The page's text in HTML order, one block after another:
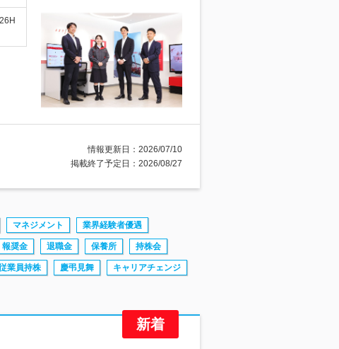
情報更新日：2026/07/10
掲載終了予定日：2026/08/27
マネジメント 業界経験者優遇
報奨金 退職金 保養所 持株会
業員持株 慶弔見舞 キャリアチェンジ